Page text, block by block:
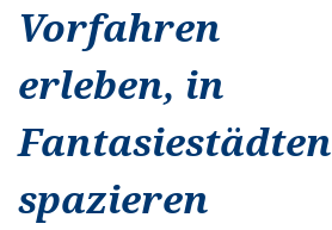
Vorfahren
erleben, in
Fantasiestädten
spazieren